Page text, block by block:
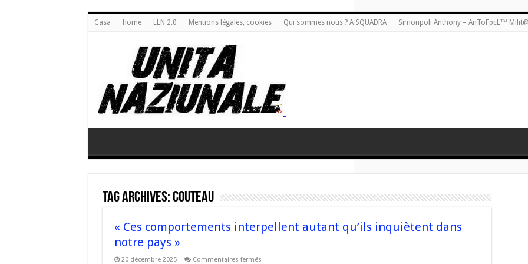
Casa home LLN 2.0 Mentions légales, cookies Qui sommes nous ? A SQUADRA Simonpoli Anthony – AnToFpcL™
Tag Archives:couteau
« Ces comportements interpellent autant qu’ils inquiètent dans
notre pays »
20 décembre 2025 Commentaires ferméssur